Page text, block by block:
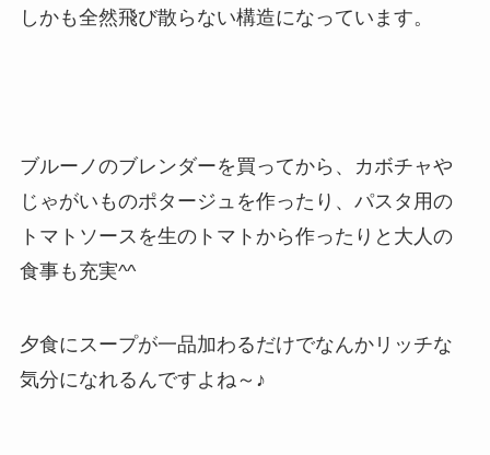
しかも全然飛び散らない構造になっています。
ブルーノのブレンダーを買ってから、カボチャや
じゃがいものポタージュを作ったり、パスタ用の
トマトソースを生のトマトから作ったりと大人の
食事も充実^^
夕食にスープが一品加わるだけでなんかリッチな
気分になれるんですよね～♪